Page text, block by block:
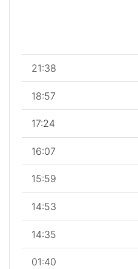
21:38
18:57
17:24
16:07
15:59
14:53
14:35
01:40